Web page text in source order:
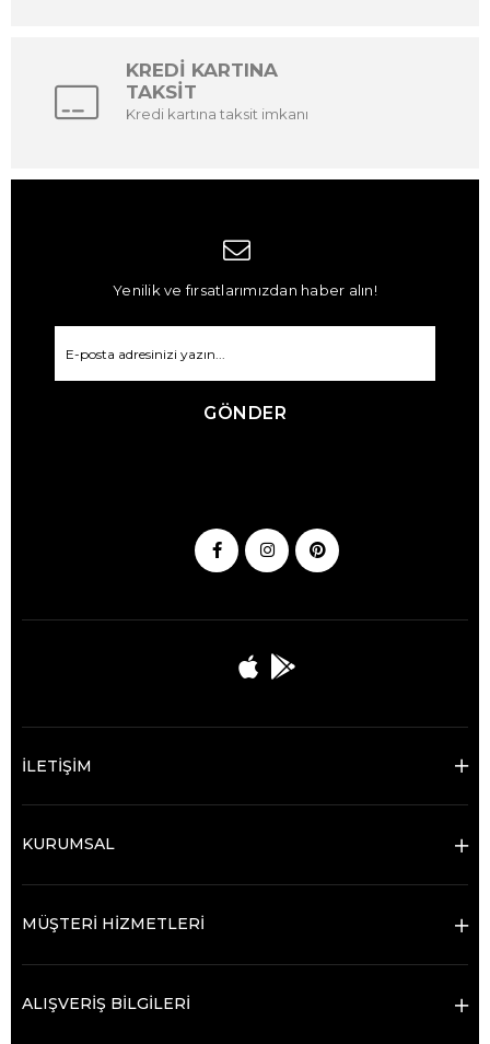
KREDİ KARTINA
TAKSİT
Kredi kartına taksit imkanı
Yenilik ve fırsatlarımızdan haber alın!
GÖNDER
İLETİŞİM
KURUMSAL
MÜŞTERİ HİZMETLERİ
ALIŞVERİŞ BİLGİLERİ